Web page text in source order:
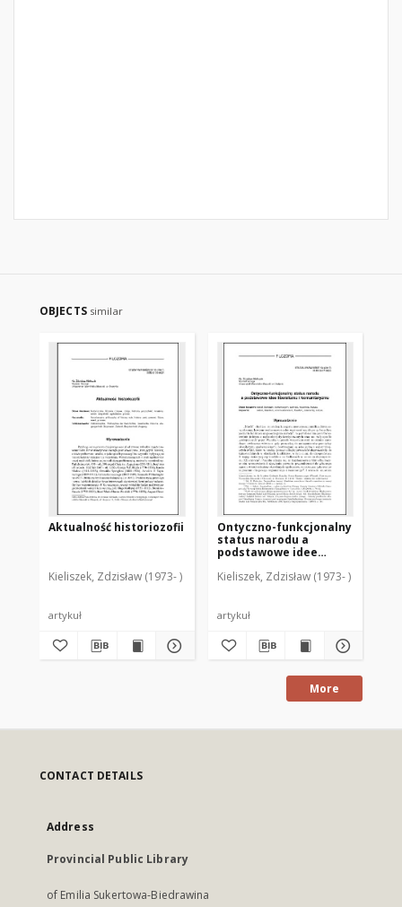
OBJECTS similar
Aktualność historiozofii
Kieliszek, Zdzisław (1973- )
artykuł
Ontyczno-funkcjonalny
status narodu a
podstawowe idee
komunitaryzmu
Kieliszek, Zdzisław (1973- )
artykuł
More
CONTACT DETAILS
Address
Provincial Public Library
of Emilia Sukertowa-Biedrawina